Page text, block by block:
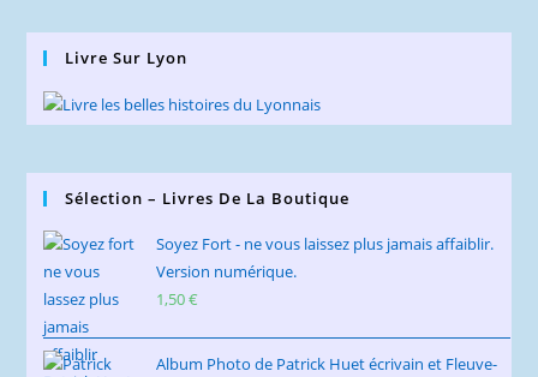
Livre Sur Lyon
Sélection – Livres De La Boutique
Soyez Fort - ne vous laissez plus jamais affaiblir.
Version numérique.
1,50€
Album Photo de Patrick Huet écrivain et Fleuve-